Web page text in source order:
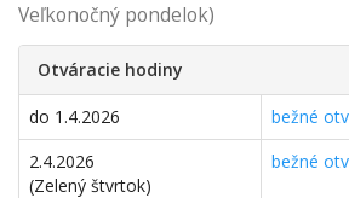
Veľkonočný pondelok)
Otváracie hodiny
do 1.4.2026
bežné
2.4.2026
(Zelený štvrtok)
bežné